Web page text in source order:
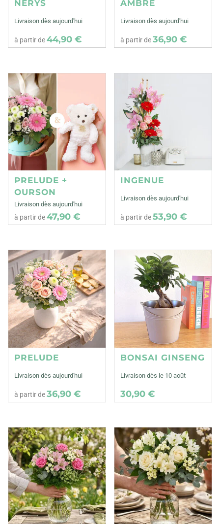
NERYS
Livraison dès aujourd'hui
à partir de44,90 €
AMBRE
Livraison dès aujourd'hui
à partir de36,90 €
PRELUDE +
OURSON
Livraison dès aujourd'hui
à partir de47,90 €
INGENUE
Livraison dès aujourd'hui
à partir de53,90 €
PRELUDE
Livraison dès aujourd'hui
à partir de36,90 €
BONSAI GINSENG
Livraison dès le 10 août
30,90 €